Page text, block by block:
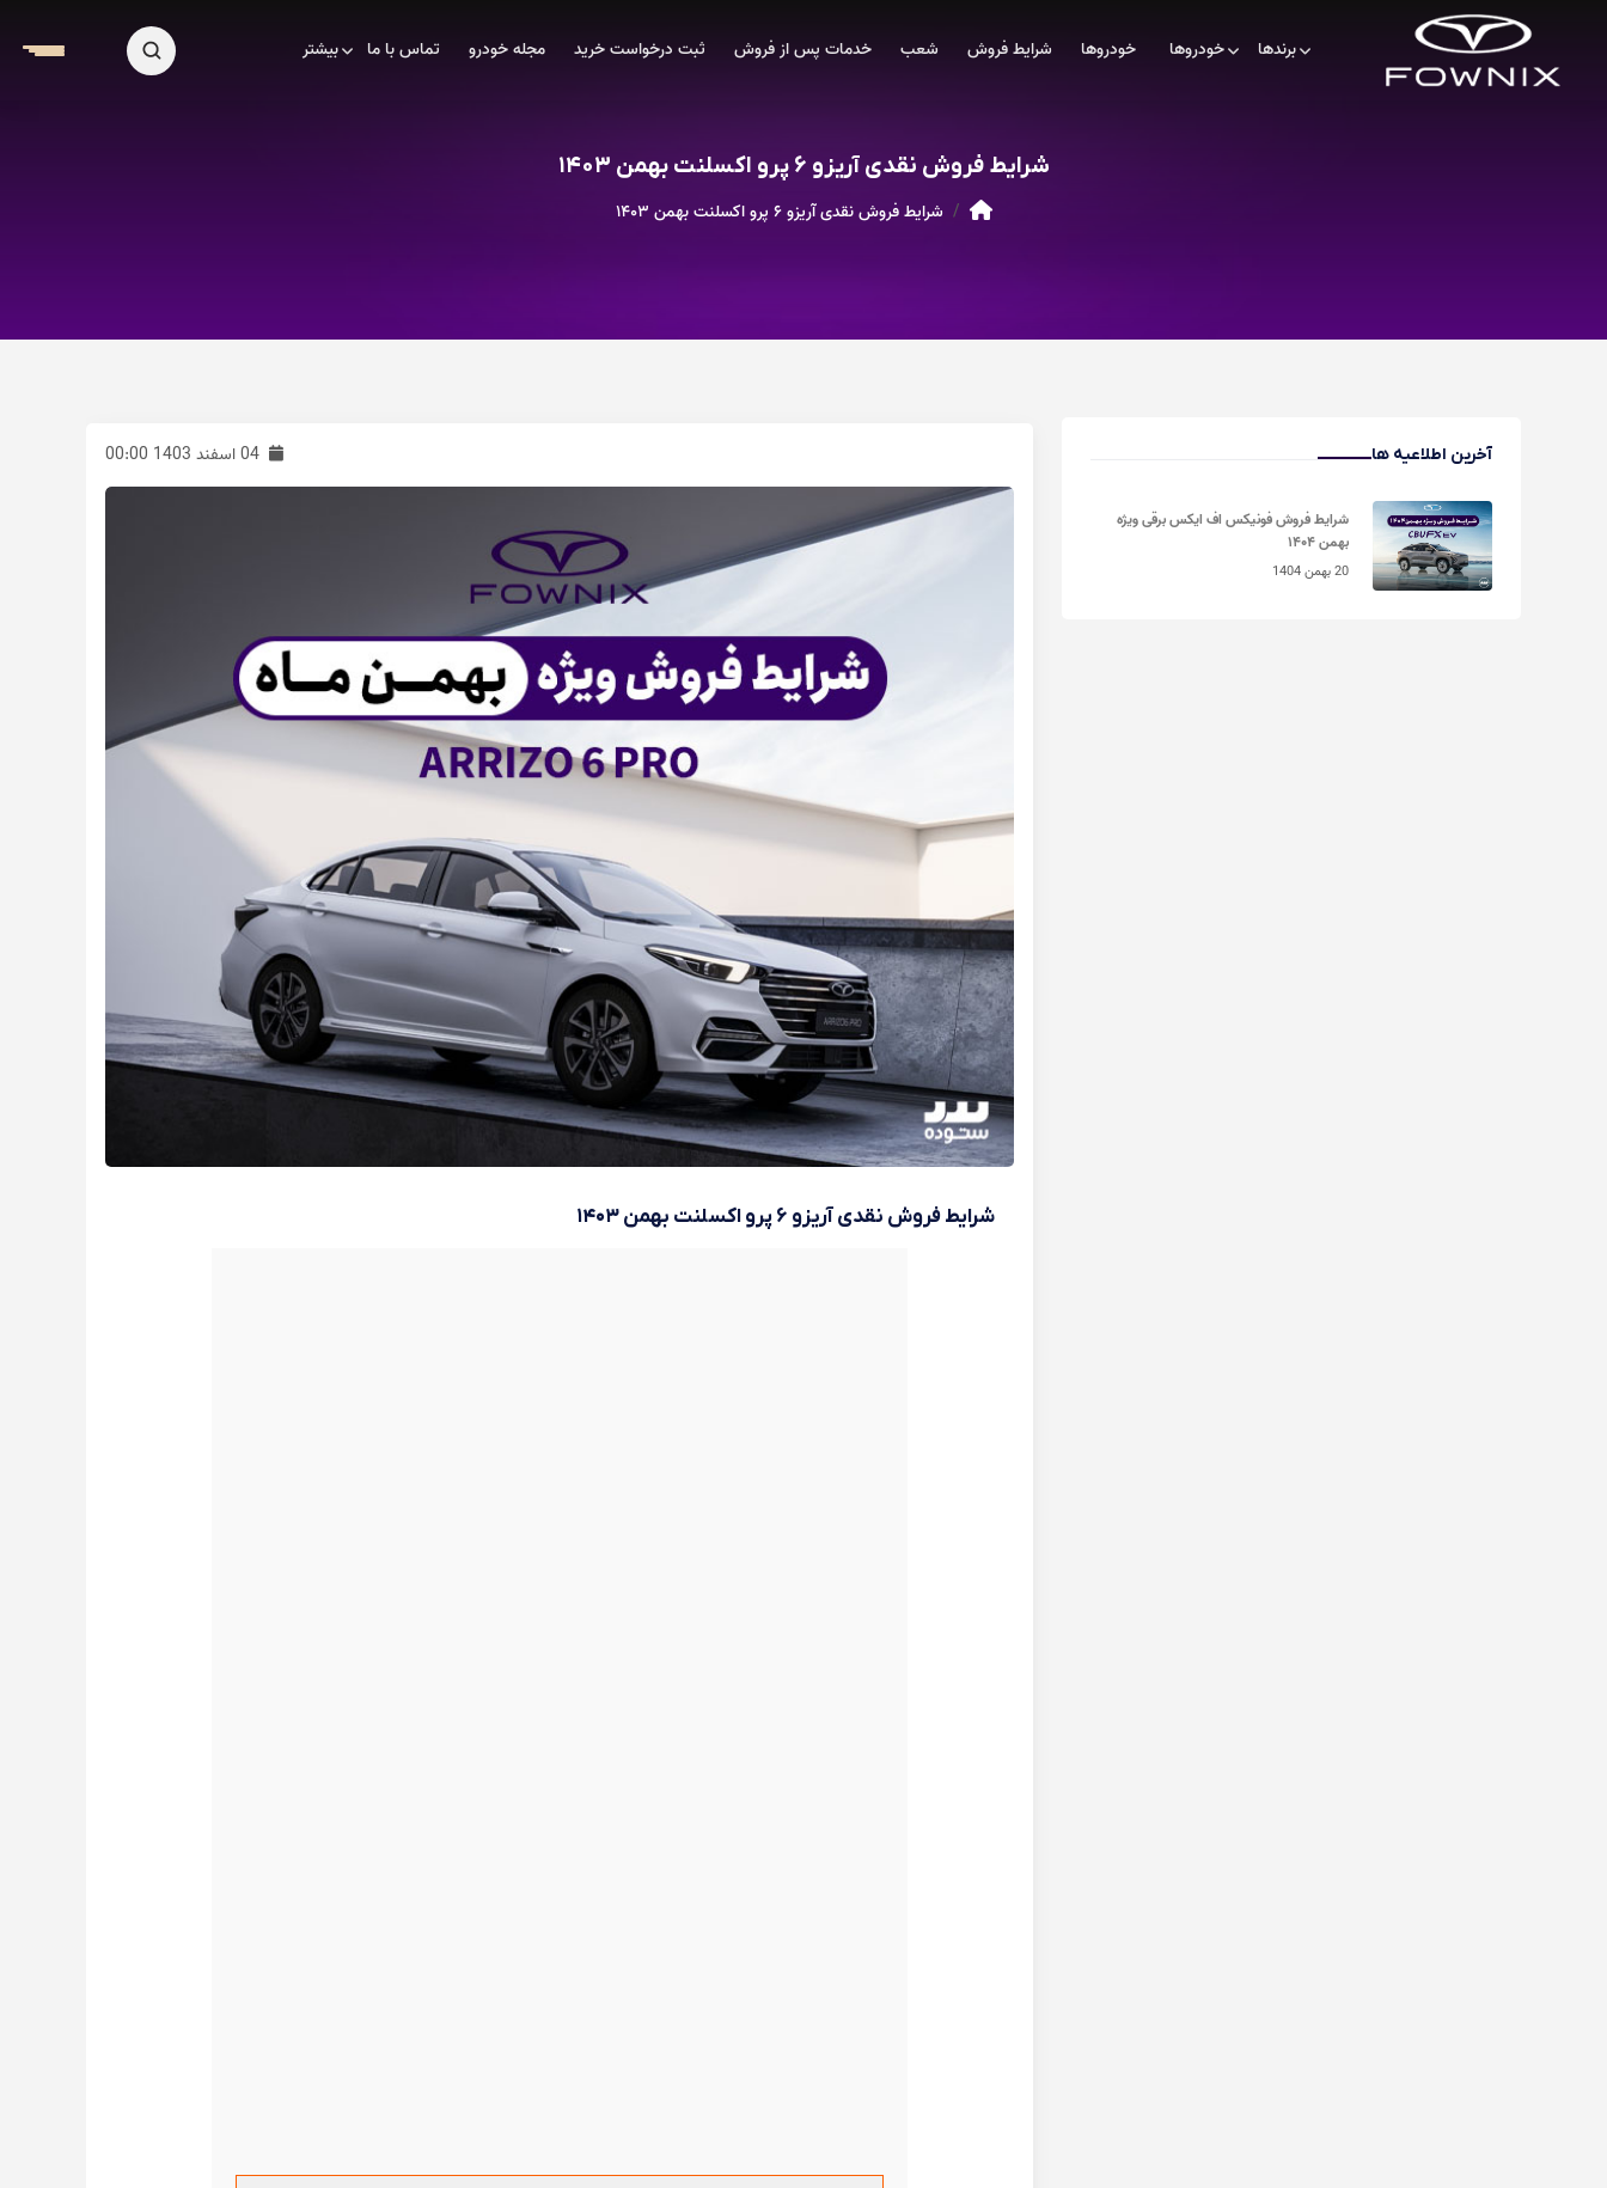
برندها خودروها خودروها شرایط فروش شعب خدمات پس از فروش ثبت درخواست خرید مجله خودرو تماس با ما بیشتر
شرایط فروش نقدی آریزو ۶ پرو اکسلنت بهمن ۱۴۰۳
شرایط فروش نقدی آریزو ۶ پرو اکسلنت بهمن ۱۴۰۳
آخرین اطلاعیه ها
شرایط فروش فونیکس اف ایکس برقی ویژه
بهمن ۱۴۰۴
20 بهمن 1404
شرایط فروش نقدی آریزو ۶ پرو اکسلنت بهمن ۱۴۰۳